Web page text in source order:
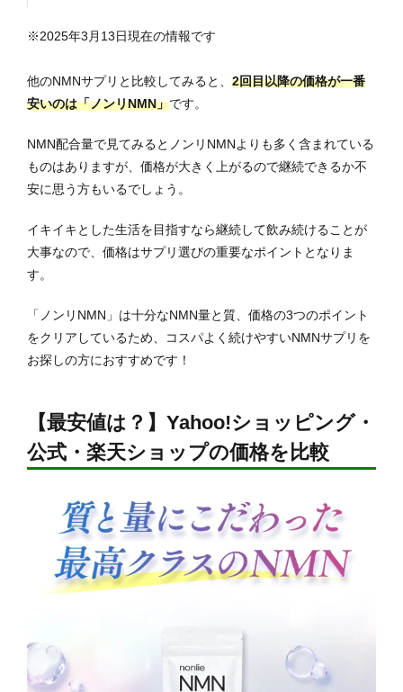
※2025年3月13日現在の情報です
他のNMNサプリと比較してみると、 2回目以降の価格が一番
安いのは「ノンリNMN」です。
NMN配合量で見てみるとノンリNMNよりも多く含まれている
ものはありますが、価格が大きく上がるので継続できるか不
安に思う方もいるでしょう。
イキイキとした生活を目指すなら継続して飲み続けることが
大事なので、価格はサプリ選びの重要なポイントとなりま
す。
「ノンリNMN」は十分なNMN量と質、価格の3つのポイント
をクリアしているため、コスパよく続けやすいNMNサプリを
お探しの方におすすめです！
【最安値は？】Yahoo!ショッピング・
公式・楽天ショップの価格を比較